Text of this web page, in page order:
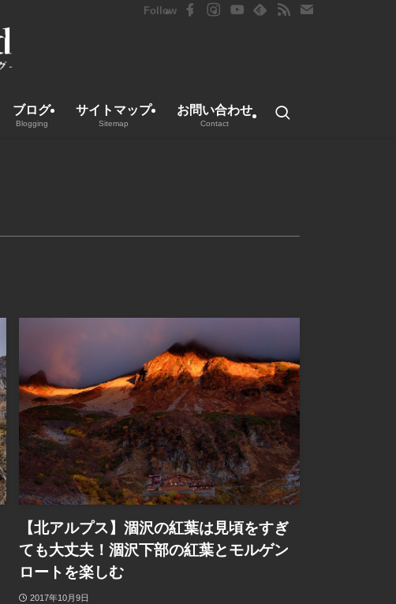
ブログ
Blogging
サイトマップ
Sitemap
お問い合わせ
Contact
【北アルプス】涸沢の紅葉は見頃をすぎ
ても大丈夫！涸沢下部の紅葉とモルゲン
ロートを楽しむ
2017年10月9日